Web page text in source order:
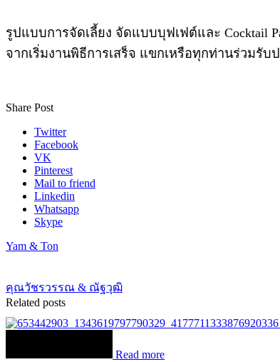
รูปแบบการจัดเลี้ยง จัดแบบบุฟเฟต์และ Cocktail
จากเริ่มงานพิธีการเสร็จ แขกเหรือทุกท่านร่วมรั
Share Post
Twitter
Facebook
VK
Pinterest
Mail to friend
Linkedin
Whatsapp
Skype
Yam & Ton
คุณวัชรวรรณ & ณัฐวุฒิ
Related posts
Read more